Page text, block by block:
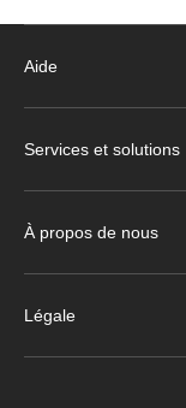
Aide
Services et solutions
À propos de nous
Légale